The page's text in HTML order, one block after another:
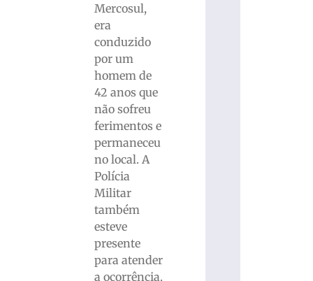
Mercosul,
era
conduzido
por um
homem de
42 anos que
não sofreu
ferimentos e
permaneceu
no local. A
Polícia
Militar
também
esteve
presente
para atender
a ocorrência.